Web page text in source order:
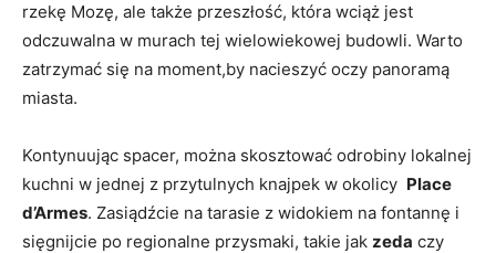
rzekę Mozę, ale także przeszłość, która‌ wciąż jest⁤
odczuwalna w ⁤murach tej wielowiekowej budowli. Warto
‌zatrzymać się na moment,by nacieszyć oczy panoramą
miasta.
Kontynuując ​spacer, można⁤ skosztować odrobiny lokalnej
kuchni⁤ w jednej‌ z przytulnych knajpek w okolicy ⁣ Place
d’Armes. Zasiądźcie⁣ na tarasie z widokiem na fontannę i
sięgnijcie ​po⁤ regionalne przysmaki, takie jak zeda czy⁢